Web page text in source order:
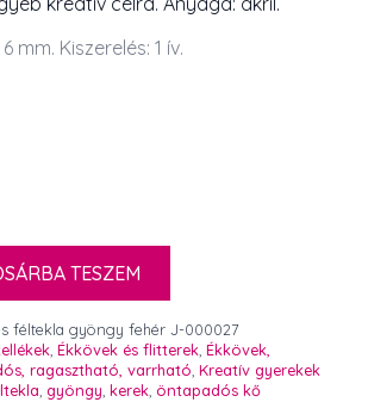
mm. Kiszerelés: 1 ív.
TESZEM
féltekla gyöngy fehér J-000027
Ékkövek és flitterek Ékkövek,
ragasztható, varrható Kreatív gyerekek
gyöngy kerek öntapadós kő